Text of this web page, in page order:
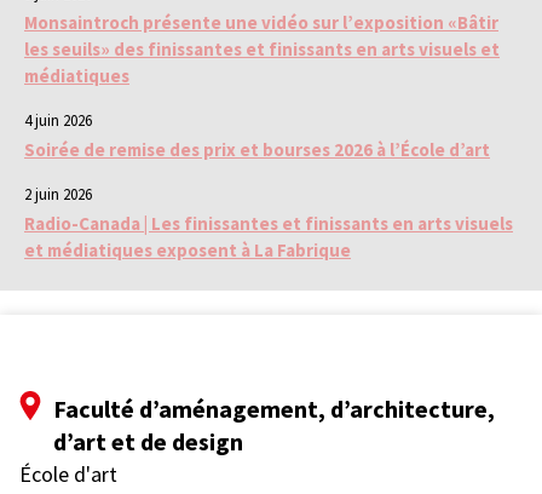
Monsaintroch présente une vidéo sur l’exposition «Bâtir
les seuils» des finissantes et finissants en arts visuels et
médiatiques
4 juin 2026
Soirée de remise des prix et bourses 2026 à l’École d’art
2 juin 2026
Radio-Canada | Les finissantes et finissants en arts visuels
et médiatiques exposent à La Fabrique
Faculté d’aménagement, d’architecture,
d’art et de design
École d'art